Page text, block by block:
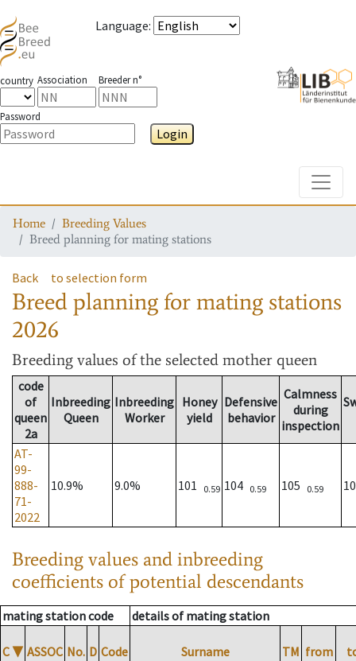
Language:
country Association Breeder n°
Password
Login
Home
Breeding Values
Breed planning for mating stations
Back to selection form
Breed planning for mating stations
2026
Breeding values of the selected mother queen
code
of
queen
2a
Inbreeding
Queen
Inbreeding
Worker
Honey
yield
Defensive
behavior
Calmness
during
inspection
AT-
99-
888-
71-
2022
10.9% 9.0% 101 0.59 104 0.59 105 0.59
Breeding values and inbreeding
coefficients of potential descendants
mating station code details of mating station
C ▼ ASSOC No. D Code Surname TM from